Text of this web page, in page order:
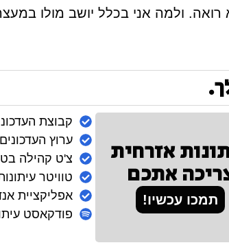
ולמה אני בכלל יושב מולו
אזרחית
אתכם
תמכו עכשיו!
קבוצת
ערוץ
צ'ט קהילה
טוויטר
אפליקציית
פודקאסט